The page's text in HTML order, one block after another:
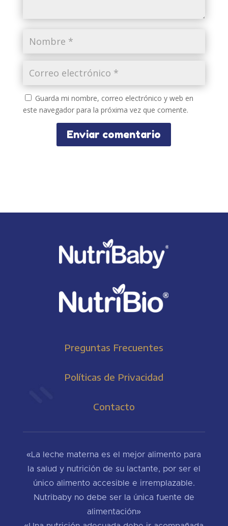
Guarda mi nombre, correo electrónico y web en
este navegador para la próxima vez que comente.
Enviar comentario
Preguntas Frecuentes
Políticas de Privacidad
Contacto
«La leche materna es el mejor alimento para
la salud y nutrición de su lactante, por ser el
único alimento accesible e irremplazable.
Nutribaby no debe ser la única fuente de
alimentación»